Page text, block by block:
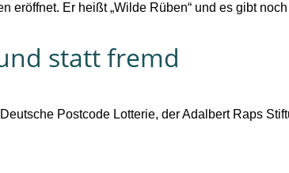
eröffnet. Er heißt „Wilde Rüben“ und es gibt
statt fremd
Postcode Lotterie, der Adalbert Raps